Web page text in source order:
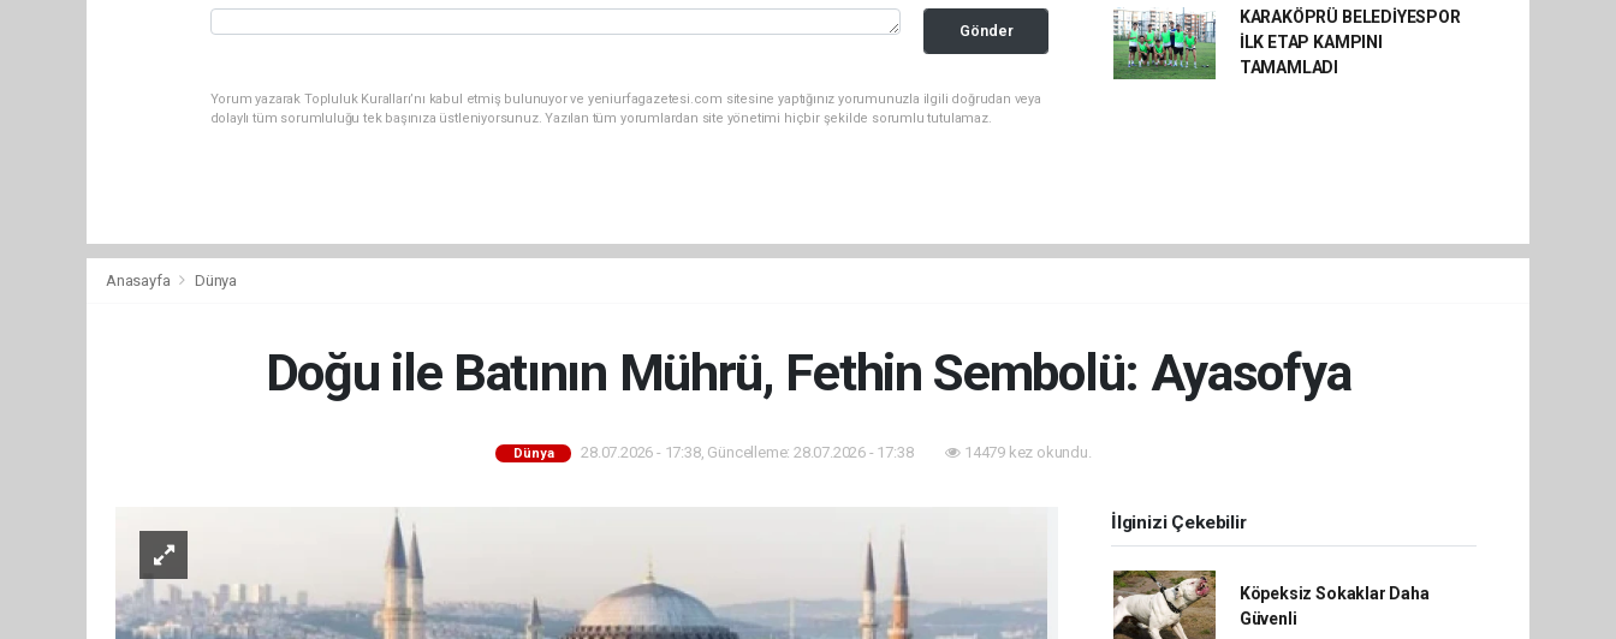
Gönder
Yorum yazarak Topluluk Kuralları’nı kabul etmiş bulunuyor ve yeniurfagazetesi.com sitesine yaptığınız yorumunuzla ilgili doğrudan veya
dolaylı tüm sorumluluğu tek başınıza üstleniyorsunuz. Yazılan tüm yorumlardan site yönetimi hiçbir şekilde sorumlu tutulamaz.
KARAKÖPRÜ BELEDİYESPOR
İLK ETAP KAMPINI
TAMAMLADI
Anasayfa Dünya
Doğu ile Batının Mührü, Fethin Sembolü: Ayasofya
Dünya 28.07.2026 - 17:38, Güncelleme: 28.07.2026 - 17:38 14479 kez okundu.
İlginizi Çekebilir
Köpeksiz Sokaklar Daha
Güvenli